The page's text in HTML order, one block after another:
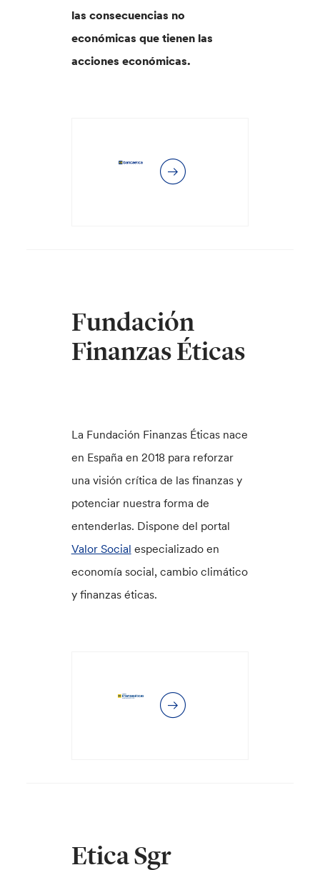
las consecuencias no
económicas que tienen las
acciones económicas.
Fundación
Finanzas Éticas
La Fundación Finanzas Éticas nace
en España en 2018 para reforzar
una visión crítica de las finanzas y
potenciar nuestra forma de
entenderlas. Dispone del portal
Valor Social especializado en
economía social, cambio climático
y finanzas éticas.
Etica Sgr